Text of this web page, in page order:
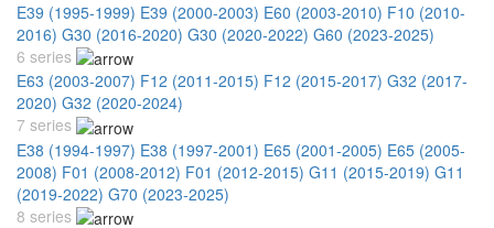
E39 (1995-1999) E39 (2000-2003) E60 (2003-2010) F10 (2010-
2016) G30 (2016-2020) G30 (2020-2022) G60 (2023-2025)
6 series
E63 (2003-2007) F12 (2011-2015) F12 (2015-2017) G32 (2017-
2020) G32 (2020-2024)
7 series
E38 (1994-1997) E38 (1997-2001) E65 (2001-2005) E65 (2005-
2008) F01 (2008-2012) F01 (2012-2015) G11 (2015-2019) G11
(2019-2022) G70 (2023-2025)
8 series